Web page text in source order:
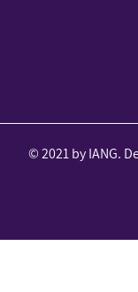
© 2021 by IANG.